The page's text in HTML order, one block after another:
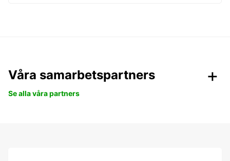
Våra samarbetspartners
Se alla våra partners